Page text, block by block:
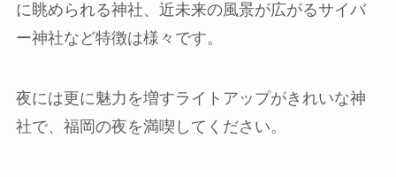
に眺められる神社、近未来の風景が広がるサイバ
ー神社など特徴は様々です。
夜には更に魅力を増すライトアップがきれいな神
社で、福岡の夜を満喫してください。